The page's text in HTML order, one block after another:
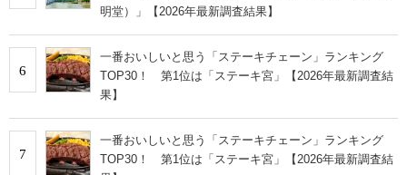
明堂）」【2026年最新調査結果】
6
一番おいしいと思う「ステーキチェーン」ランキング
TOP30！ 第1位は「ステーキ宮」【2026年最新調査結
果】
7
一番おいしいと思う「ステーキチェーン」ランキング
TOP30！ 第1位は「ステーキ宮」【2026年最新調査結